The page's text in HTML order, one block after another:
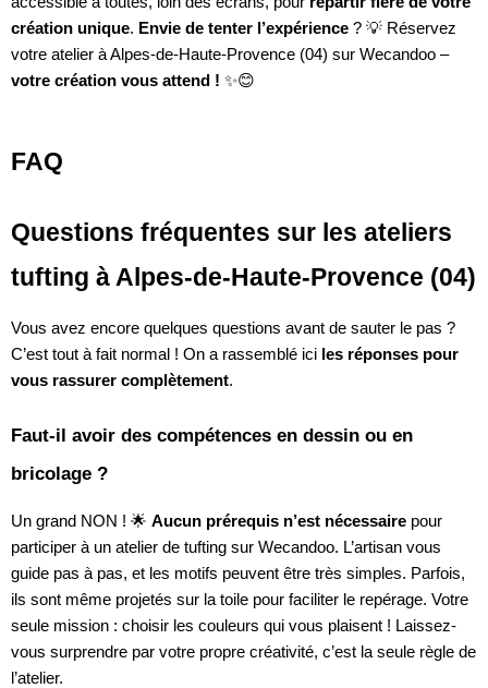
création unique. Envie de tenter l’expérience ? 💡 Réservez
votre atelier à Alpes-de-Haute-Provence (04) sur Wecandoo –
votre création vous attend ! ✨😊
FAQ
Questions fréquentes sur les ateliers
tufting à Alpes-de-Haute-Provence (04)
Vous avez encore quelques questions avant de sauter le pas ?
C’est tout à fait normal ! On a rassemblé ici les réponses pour
vous rassurer complètement.
Faut-il avoir des compétences en dessin ou en
bricolage ?
Un grand NON ! 🌟 Aucun prérequis n’est nécessaire pour
participer à un atelier de tufting sur Wecandoo. L’artisan vous
guide pas à pas, et les motifs peuvent être très simples. Parfois,
ils sont même projetés sur la toile pour faciliter le repérage. Votre
seule mission : choisir les couleurs qui vous plaisent ! Laissez-
vous surprendre par votre propre créativité, c’est la seule règle de
l’atelier.